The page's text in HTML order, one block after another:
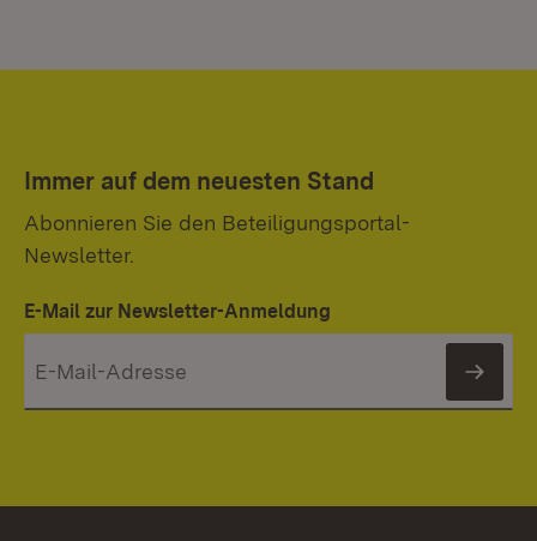
Immer auf dem neuesten Stand
Abonnieren Sie den Beteiligungsportal-
Newsletter.
E-Mail zur Newsletter-Anmeldung